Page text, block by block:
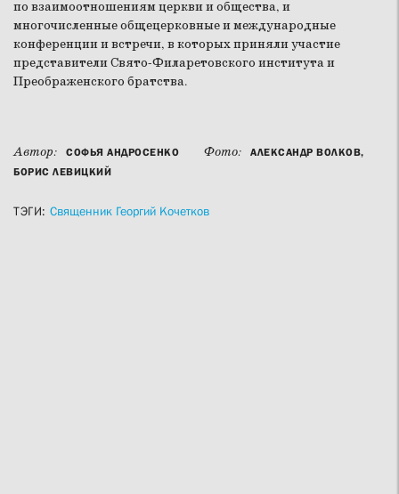
по взаимоотношениям церкви и общества, и
многочисленные общецерковные и международные
конференции и встречи, в которых приняли участие
представители Свято-Филаретовского института и
Преображенского братства.
Автор: СОФЬЯ АНДРОСЕНКО Фото:
АЛЕКСАНДР ВОЛКОВ,
БОРИС ЛЕВИЦКИЙ
ТЭГИ: Священник Георгий Кочетков